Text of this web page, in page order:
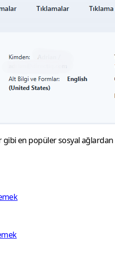
en popüler sosyal ağlardan